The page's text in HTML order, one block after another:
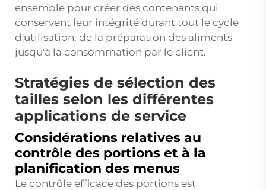
ensemble pour créer des contenants qui
conservent leur intégrité durant tout le cycle
d'utilisation, de la préparation des aliments
jusqu'à la consommation par le client.
Stratégies de sélection des
tailles selon les différentes
applications de service
Considérations relatives au
contrôle des portions et à la
planification des menus
Le contrôle efficace des portions est